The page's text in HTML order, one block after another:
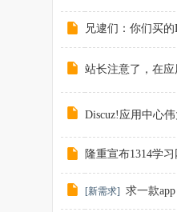
兄逮们：你们买
站长注意了，在
Discuz!应用中心
隆重宣布1314学
[新需求] 求一款app